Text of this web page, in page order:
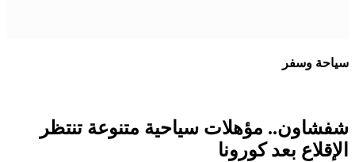
سياحة وسفر
شفشاون.. مؤهلات سياحية متنوعة تنتظر
الإقلاع بعد كورونا